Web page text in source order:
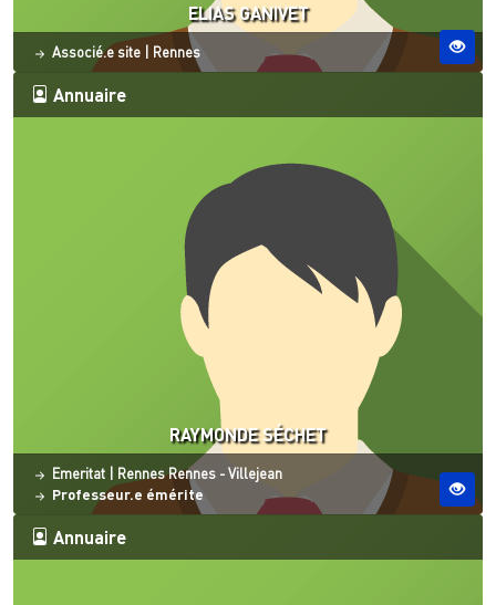
ELIAS GANIVET
Statut
Associé.e site Site ESO
Rennes
Annuaire
RAYMONDE SÉCHET
Statut
Emeritat Site ESO
RennesRennes - Villejean
Professeur.e émérite
Annuaire